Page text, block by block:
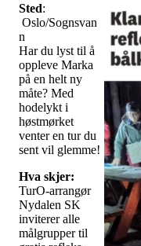
Sted:
Oslo/Sognsvan
n
Har du lyst til å
oppleve Marka
på en helt ny
måte? Med
hodelykt i
høstmørket
venter en tur du
sent vil glemme!
Hva skjer:
TurO-arrangør
Nydalen SK
inviterer alle
målgrupper til